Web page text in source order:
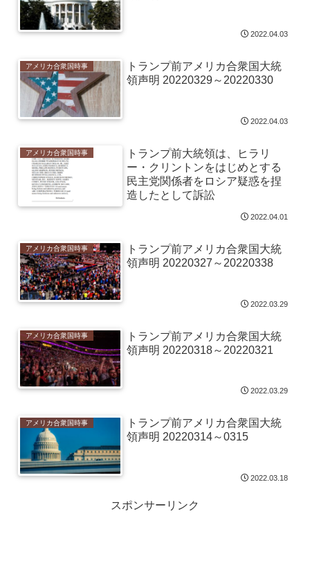
2022.04.03
アメリカ合衆国時事
トランプ前アメリカ合衆国大統
領声明 20220329～20220330
2022.04.03
アメリカ合衆国時事
トランプ前大統領は、ヒラリ
ー・クリントンをはじめとする
民主党関係者をロシア疑惑を捏
造したとして訴訟
2022.04.01
アメリカ合衆国時事
トランプ前アメリカ合衆国大統
領声明 20220327～20220338
2022.03.29
アメリカ合衆国時事
トランプ前アメリカ合衆国大統
領声明 20220318～20220321
2022.03.29
アメリカ合衆国時事
トランプ前アメリカ合衆国大統
領声明 20220314～0315
2022.03.18
スポンサーリンク